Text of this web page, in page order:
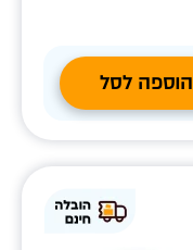
הוספה לסל